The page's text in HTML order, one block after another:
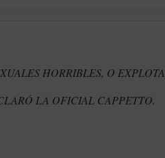
HORRIBLES, O
LA OFICIAL CAPPETTO.